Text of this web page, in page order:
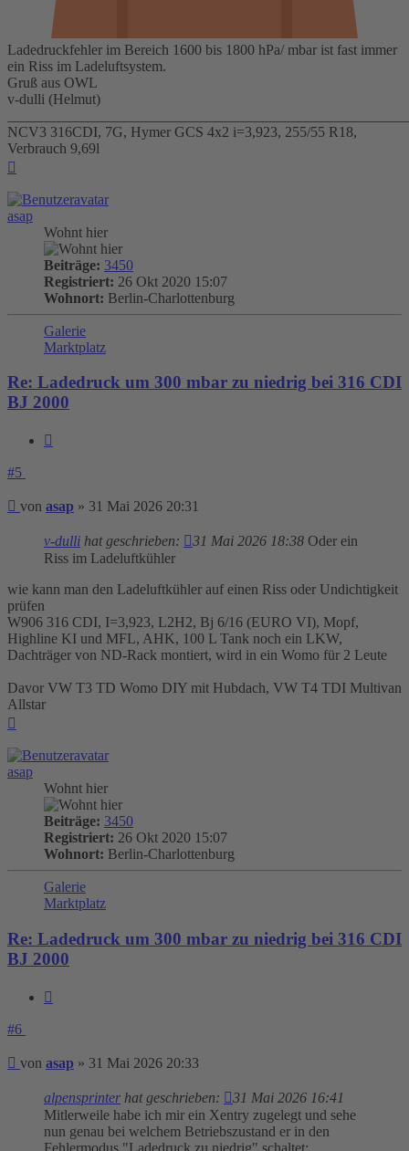
Ladedruckfehler im Bereich 1600 bis 1800 hPa/ mbar ist fast immer
ein Riss im Ladeluftsystem.
Gruß aus OWL
v-dulli (Helmut)
NCV3 316CDI, 7G, Hymer GCS 4x2 i=3,923, 255/55 R18,
Verbrauch 9,69l
asap
Wohnt hier
Beiträge: 3450
Registriert: 26 Okt 2020 15:07
Wohnort: Berlin-Charlottenburg
Galerie
Marktplatz
Re: Ladedruck um 300 mbar zu niedrig bei 316 CDI
BJ 2000
#5
Beitrag
von asap » 31 Mai 2026 20:31
v-dulli hat geschrieben: 31 Mai 2026 18:38 Oder ein
Riss im Ladeluftkühler
wie kann man den Ladeluftkühler auf einen Riss oder Undichtigkeit
prüfen
W906 316 CDI, I=3,923, L2H2, Bj 6/16 (EURO VI), Mopf,
Highline KI und MFL, AHK, 100 L Tank noch ein LKW,
Dachträger von ND-Rack montiert, wird in ein Womo für 2 Leute
Davor VW T3 TD Womo DIY mit Hubdach, VW T4 TDI Multivan
Allstar
asap
Wohnt hier
Beiträge: 3450
Registriert: 26 Okt 2020 15:07
Wohnort: Berlin-Charlottenburg
Galerie
Marktplatz
Re: Ladedruck um 300 mbar zu niedrig bei 316 CDI
BJ 2000
#6
Beitrag
von asap » 31 Mai 2026 20:33
alpensprinter hat geschrieben:
31 Mai 2026 16:41
Mitlerweile habe ich mir ein Xentry zugelegt und sehe
nun genau bei welchem Betriebszustand er in den
Fehlermodus "Ladedruck zu niedrig" schaltet: